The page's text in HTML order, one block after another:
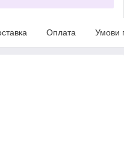
Оплата Умови